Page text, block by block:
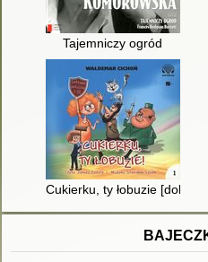
Tajemniczy ogród
Cukierku, ty łobuzie